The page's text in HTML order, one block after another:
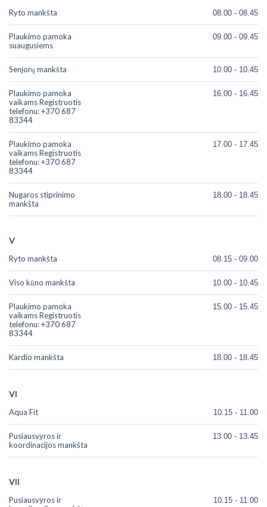
Ryto mankšta 08.00 - 08.45
Plaukimo pamoka
suaugusiems
09.00 - 09.45
Senjorų mankšta 10.00 - 10.45
Plaukimo pamoka
vaikams Registruotis
telefonu: +370 687
83344
16.00 - 16.45
Plaukimo pamoka
vaikams Registruotis
telefonu: +370 687
83344
17.00 - 17.45
Nugaros stiprinimo
mankšta
18.00 - 18.45
V
Ryto mankšta 08.15 - 09.00
Viso kūno mankšta 10.00 - 10.45
Plaukimo pamoka
vaikams Registruotis
telefonu: +370 687
83344
15.00 - 15.45
Kardio mankšta 18.00 - 18.45
VI
Aqua Fit 10.15 - 11.00
Pusiausvyros ir
koordinacijos mankšta
13.00 - 13.45
VII
Pusiausvyros ir
10.15 - 11.00